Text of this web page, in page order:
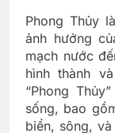
Phong Thủy
ảnh hưởng
mạch nước
hình thành
“Phong
sống, bao
biển, sông,